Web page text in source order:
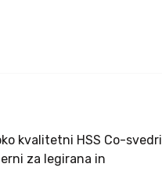
kvalitetni HSS Co-svedri
za legirana in